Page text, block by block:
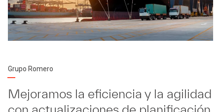
Grupo Romero
Mejoramos la eficiencia y la agilidad